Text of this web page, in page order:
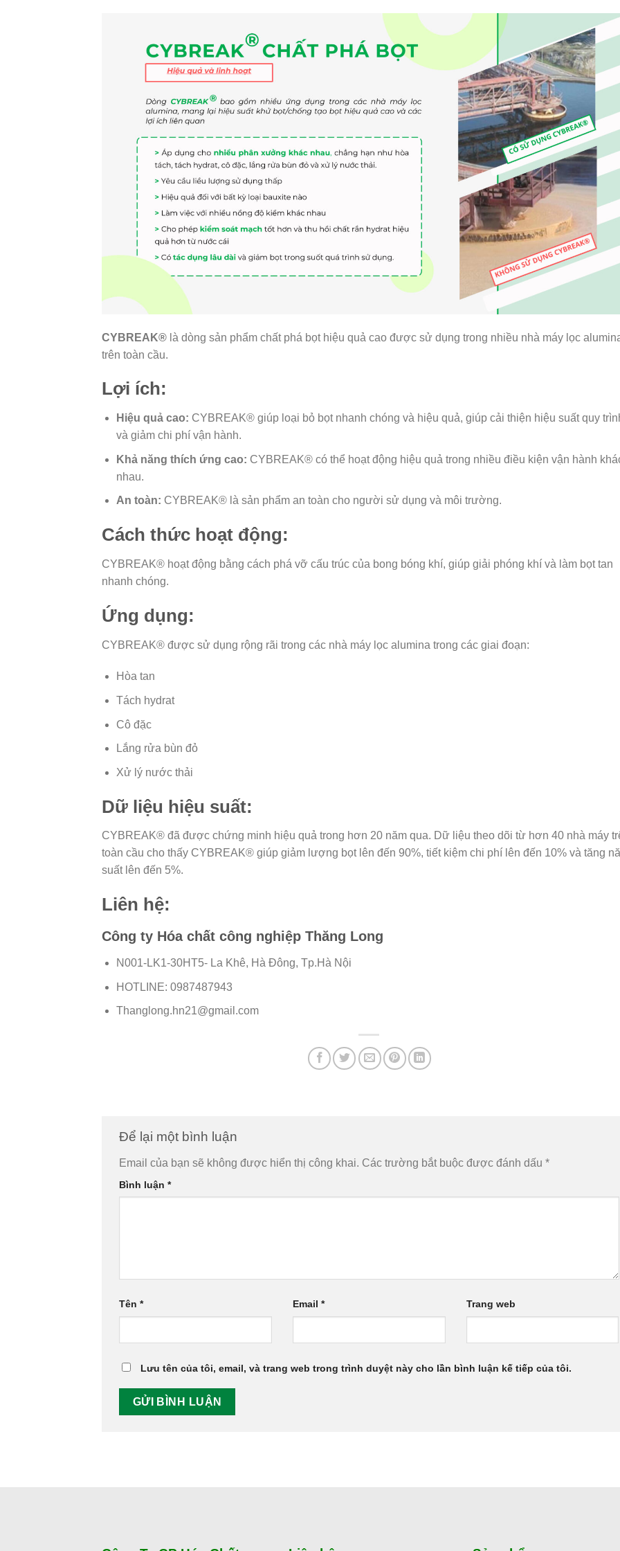
CYBREAK® là dòng sản phẩm chất phá bọt hiệu quả cao được sử dụng trong nhiều nhà máy lọc
trên toàn cầu.
Lợi ích:
Hiệu quả cao: CYBREAK® giúp loại bỏ bọt nhanh chóng và hiệu quả, giúp cải thiện hiệu suất quy
và giảm chi phí vận hành.
Khả năng thích ứng cao: CYBREAK® có thể hoạt động hiệu quả trong nhiều điều kiện vận hành
nhau.
An toàn: CYBREAK® là sản phẩm an toàn cho người sử dụng và môi trường.
Cách thức hoạt động:
CYBREAK® hoạt động bằng cách phá vỡ cấu trúc của bong bóng khí, giúp giải phóng khí và làm bọt tan
nhanh chóng.
Ứng dụng:
CYBREAK® được sử dụng rộng rãi trong các nhà máy lọc alumina trong các giai đoạn:
Hòa tan
Tách hydrat
Cô đặc
Lắng rửa bùn đỏ
Xử lý nước thải
Dữ liệu hiệu suất:
CYBREAK® đã được chứng minh hiệu quả trong hơn 20 năm qua. Dữ liệu theo dõi từ hơn 40 nhà máy
toàn cầu cho thấy CYBREAK® giúp giảm lượng bọt lên đến 90%, tiết kiệm chi phí lên đến 10% và tăng
suất lên đến 5%.
Liên hệ:
Công ty Hóa chất công nghiệp Thăng Long
N001-LK1-30HT5- La Khê, Hà Đông, Tp.Hà Nội
HOTLINE: 0987487943
Thanglong.hn21@gmail.com
Để lại một bình luận
Email của bạn sẽ không được hiển thị công khai. Các trường bắt buộc được đánh dấu *
Bình luận *
Tên * Email * Trang web
Lưu tên của tôi, email, và trang web trong trình duyệt này cho lần bình luận kế tiếp của tôi.